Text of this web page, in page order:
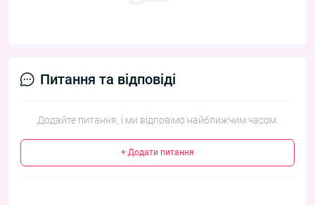
Питання та відповіді
Додайте питання, і ми відповімо найближчим часом.
+ Додати питання